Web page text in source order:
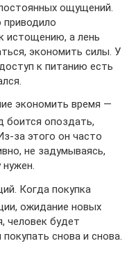
ощущений.
истощению, а лень
экономить силы. У
к питанию есть
экономить время —
боится опоздать,
за этого он часто
не задумываясь,
нужен.
Когда покупка
ожидание новых
человек будет
снова и снова.